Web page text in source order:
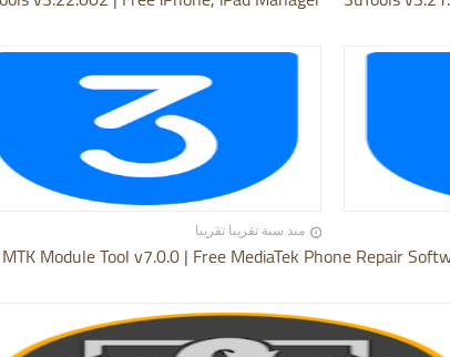
منذ سنة تقريبا تقريبا
MTK Module Tool v7.0.0 | Free MediaTek Phone Repair